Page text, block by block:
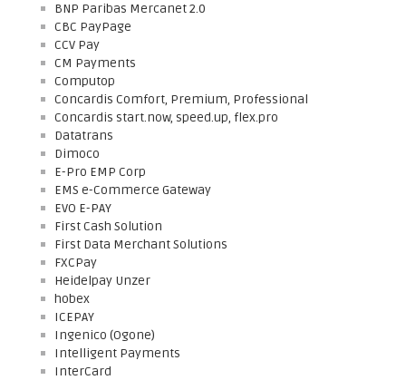
BNP Paribas Mercanet 2.0
CBC PayPage
CCV Pay
CM Payments
Computop
Concardis Comfort, Premium, Professional
Concardis start.now, speed.up, flex.pro
Datatrans
Dimoco
E-Pro EMP Corp
EMS e-Commerce Gateway
EVO E-PAY
First Cash Solution
First Data Merchant Solutions
FXCPay
Heidelpay Unzer
hobex
ICEPAY
Ingenico (Ogone)
Intelligent Payments
InterCard